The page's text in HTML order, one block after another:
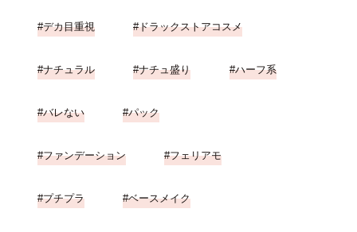
デカ目重視 ドラックストアコスメ
ナチュラル ナチュ盛り ハーフ系
バレない パック
ファンデーション フェリアモ
プチプラ ベースメイク